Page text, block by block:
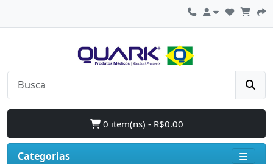
0 item(ns) - R$0.00
Categorias